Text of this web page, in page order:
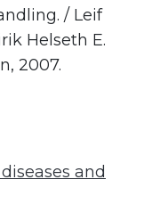
/ Leif
Helseth E.
2007.
and